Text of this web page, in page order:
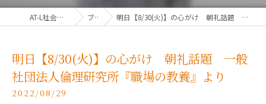
AT-L社会保険労務士法人 ブログ 明日【8/30(火)】の心がけ 朝礼話題 一般社団法人倫理研究所『職場の教養』より
明日【8/30(火)】の心がけ 朝礼話題 一般
社団法人倫理研究所『職場の教養』より
2022/08/29